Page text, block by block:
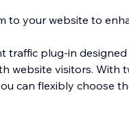
to your website to
traffic plug-in
website visitors. With
can flexibly choose